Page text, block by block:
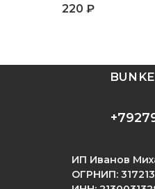
220 ₽
ИП Иванов
ОГРНИП: